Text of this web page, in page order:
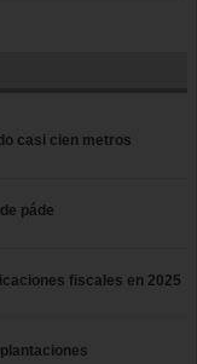
casi cien metros
páde
fiscales en 2025